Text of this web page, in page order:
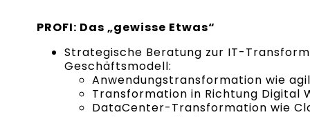
PROFI: Das „gewisse Etwas“
Strategische Beratung zur IT-
Geschäftsmodell:
Anwendungstransformation wie
Transformation in Richtung Digital
DataCenter-Transformation wie